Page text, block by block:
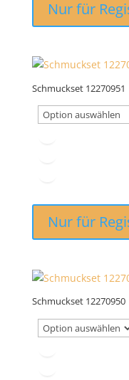
Nur für
Schmuckset 12270951
Nur für
Schmuckset 12270950